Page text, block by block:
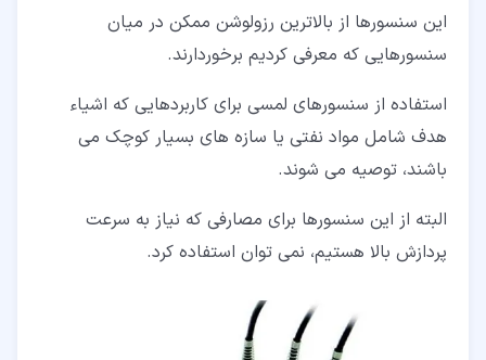
این سنسورها از بالاترین رزولوشن ممکن در میان
سنسورهایی که معرفی کردیم برخوردارند.
استفاده از سنسورهای لمسی برای کاربردهایی که اشیاء
هدف شامل مواد نفتی یا سازه های بسیار کوچک می
باشند، توصیه می شوند.
البته از این سنسورها برای مصارفی که نیاز به سرعت
پردازش بالا هستیم، نمی توان استفاده کرد.